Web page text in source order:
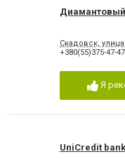
Скадовск,
+380(55)375-47-47
Я
UniCredit bank